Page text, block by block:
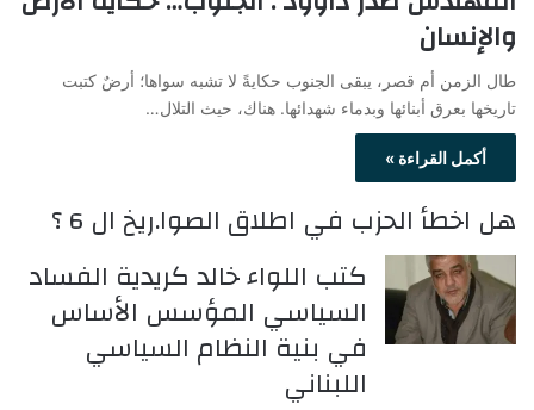
والإنسان
طال الزمن أم قصر، يبقى الجنوب حكايةً لا تشبه سواها؛ أرضٌ كتبت
تاريخها بعرق أبنائها وبدماء شهدائها. هناك، حيث التلال…
أكمل القراءة »
هل اخطأ الحزب في اطلاق الصوا.ريخ ال 6 ؟
كتب اللواء خالد كريدية الفساد
السياسي المؤسس الأساس
في بنية النظام السياسي
اللبناني